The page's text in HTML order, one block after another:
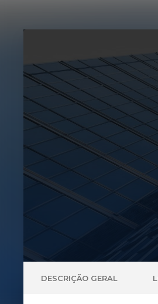
DESCRIÇÃO GERAL